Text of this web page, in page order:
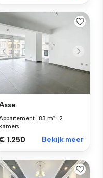
|83 m²
2
kamers
1.250 Bekijk meer